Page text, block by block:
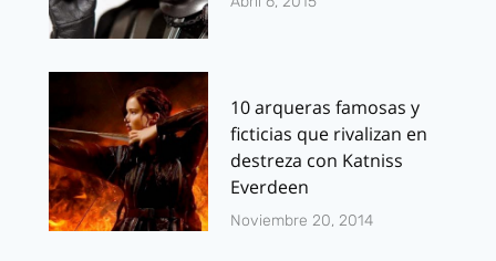
10 arqueras famosas y
ficticias que rivalizan en
destreza con Katniss
Everdeen
Noviembre 20, 2014